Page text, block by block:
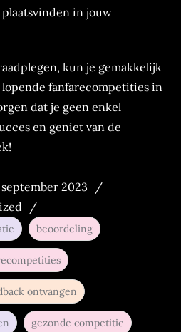
in jouw
kun je gemakkelijk
fanfarecompetities in
dat je geen enkel
en geniet van de
september 2023
beoordeling
ontvangen
gezonde competitie